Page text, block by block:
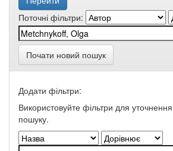
Поточні фільтри:
Почати новий пошук
Додати фільтри:
Використовуйте фільтри для уточнення
пошуку.